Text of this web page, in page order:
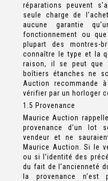
réparations peuvent
seule charge de
aucune garantie
fonctionnement ou
plupart des montres-
connaître le type et la
raison, il se peut que
boîtiers étanches ne
Auction recommande
vérifier par un horloger
1.5 Provenance
Maurice Auction
provenance d’un lot
vendeur et ne
Maurice Auction. Si le
ou si l’identité des
du fait de l’ancienneté
la provenance